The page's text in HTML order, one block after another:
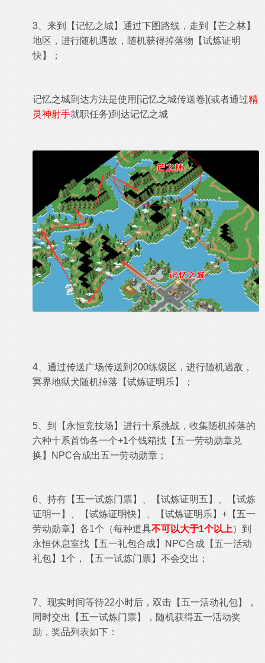
3、来到【记忆之城】通过下图路线，走到【芒之林】
地区 ，进行随机遇敌，随机获得掉落物 【试炼证明
快】；
记忆之城到达方法是使用[记忆之城传送卷](或者通过精
灵神射手就职任务)到达记忆之城
4、通过传送广场传送到200练级区， 进行随机遇敌，
冥界地狱犬随机掉落 【试炼证明乐】；
5、到【永恒竞技场】进行十系挑战，收集随机掉落的
六种十系首饰各一个+1个钱箱找【五一劳动勋章兑
换】NPC合成出五一劳动勋章；
6、持有 【五一试炼门票】、 【试炼证明五 】、 【试炼
证明一 】、 【试炼证明快】、 【试炼证明乐】+ 【五一
劳动勋章】各1个（每种道具不可以大于1个以上）到
永恒休息室找【五一礼包合成】NPC合成【五一活动
礼包】1个，
【五一试炼门票】不会交出；
7、现实时间等待22小时后，双击 【五一活动礼包】，
同时交出
【五一试炼门票】，随机获得五一活动奖
励，奖品列表如下：